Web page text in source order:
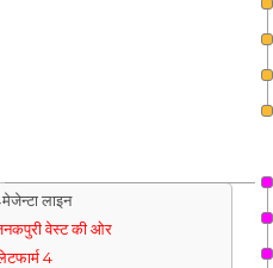
लाइन
वेस्ट की ओर
4